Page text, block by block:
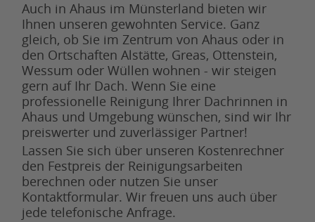
Auch in Ahaus im Münsterland bieten wir
Ihnen unseren gewohnten Service. Ganz
gleich, ob Sie im Zentrum von Ahaus oder in
den Ortschaften Alstätte, Greas, Ottenstein,
Wessum oder Wüllen wohnen - wir steigen
gern auf Ihr Dach. Wenn Sie eine
professionelle Reinigung Ihrer Dachrinnen in
Ahaus und Umgebung wünschen, sind wir Ihr
preiswerter und zuverlässiger Partner!
Lassen Sie sich über unseren Kostenrechner
den Festpreis der Reinigungsarbeiten
berechnen oder nutzen Sie unser
Kontaktformular. Wir freuen uns auch über
jede telefonische Anfrage.